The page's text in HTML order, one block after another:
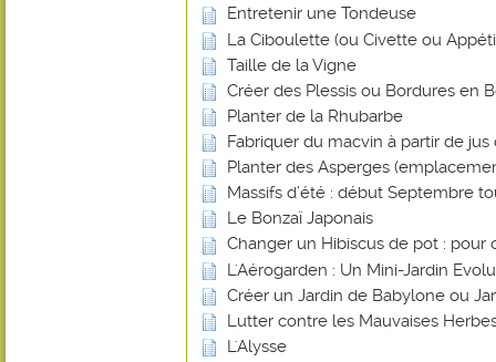
Entretenir une Tondeuse
La Ciboulette (ou Civette ou
Taille de la Vigne
Créer des Plessis ou Bordures en
Planter de la Rhubarbe
Fabriquer du macvin à partir de jus
Planter des Asperges
Massifs d’été : début Septembre
Le Bonzaï Japonais
Changer un Hibiscus de pot : pour
L'Aérogarden : Un Mini-Jardin
Créer un Jardin de Babylone ou
Lutter contre les Mauvaises
L'Alysse